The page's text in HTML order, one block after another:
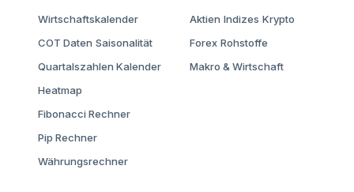
Wirtschaftskalender
COT Daten Saisonalität
Quartalszahlen Kalender
Heatmap
Fibonacci Rechner
Pip Rechner
Währungsrechner
Aktien Indizes Krypto
Forex Rohstoffe
Makro & Wirtschaft